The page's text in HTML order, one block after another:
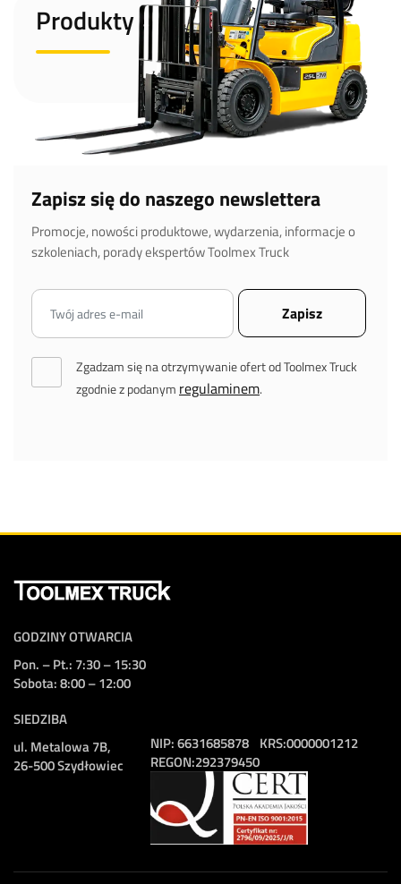
Produkty
Zapisz się do naszego newslettera
Promocje, nowości produktowe, wydarzenia, informacje o
szkoleniach, porady ekspertów Toolmex Truck
Zgadzam się na otrzymywanie ofert od Toolmex Truck
zgodnie z podanym regulaminem.
GODZINY OTWARCIA
Pon. – Pt.: 7:30 – 15:30
Sobota: 8:00 – 12:00
SIEDZIBA
ul. Metalowa 7B,
26-500 Szydłowiec
NIP:6631685878
REGON:292379450
KRS:0000001212